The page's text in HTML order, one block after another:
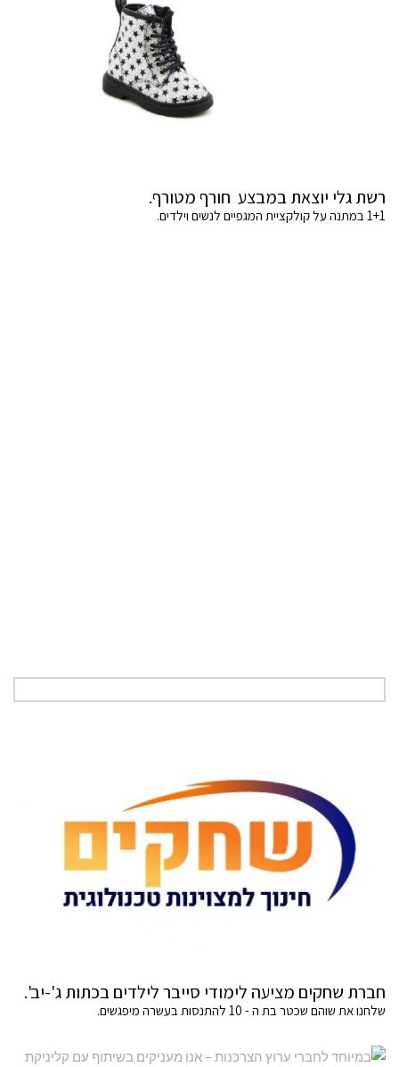
רשת גלי יוצאת במבצע חורף מטורף.
1+1 במתנה על קולקציית המגפיים לנשים וילדים.
חברת שחקים מציעה לימודי סייבר לילדים בכתות ג'-יב'.
שלחנו את שוהם שכטר בת ה - 10 להתנסות בעשרה מיפגשים.